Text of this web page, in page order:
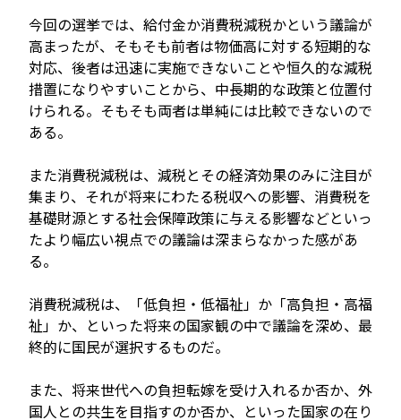
今回の選挙では、給付金か消費税減税かという議論が
高まったが、そもそも前者は物価高に対する短期的な
対応、後者は迅速に実施できないことや恒久的な減税
措置になりやすいことから、中長期的な政策と位置付
けられる。そもそも両者は単純には比較できないので
ある。
また消費税減税は、減税とその経済効果のみに注目が
集まり、それが将来にわたる税収への影響、消費税を
基礎財源とする社会保障政策に与える影響などといっ
たより幅広い視点での議論は深まらなかった感があ
る。
消費税減税は、「低負担・低福祉」か「高負担・高福
祉」か、といった将来の国家観の中で議論を深め、最
終的に国民が選択するものだ。
また、将来世代への負担転嫁を受け入れるか否か、外
国人との共生を目指すのか否か、といった国家の在り